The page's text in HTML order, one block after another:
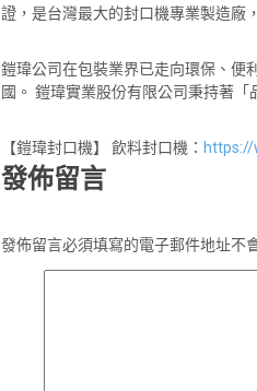
證，是台灣最大的封口機專業製造廠
鎧瑋公司在包裝業界已走向環保、便
國。 鎧瑋實業股份有限公司秉持著
【鎧瑋封口機】 飲料封口機：
發佈留言
發佈留言必須填寫的電子郵件地址不